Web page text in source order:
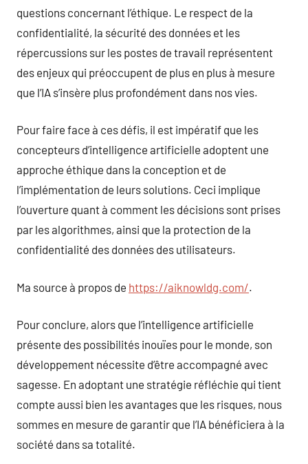
questions concernant l’éthique. Le respect de la
confidentialité, la sécurité des données et les
répercussions sur les postes de travail représentent
des enjeux qui préoccupent de plus en plus à mesure
que l’IA s’insère plus profondément dans nos vies.
Pour faire face à ces défis, il est impératif que les
concepteurs d’intelligence artificielle adoptent une
approche éthique dans la conception et de
l’implémentation de leurs solutions. Ceci implique
l’ouverture quant à comment les décisions sont prises
par les algorithmes, ainsi que la protection de la
confidentialité des données des utilisateurs.
Ma source à propos de https://aiknowldg.com/.
Pour conclure, alors que l’intelligence artificielle
présente des possibilités inouïes pour le monde, son
développement nécessite d’être accompagné avec
sagesse. En adoptant une stratégie réfléchie qui tient
compte aussi bien les avantages que les risques, nous
sommes en mesure de garantir que l’IA bénéficiera à la
société dans sa totalité.